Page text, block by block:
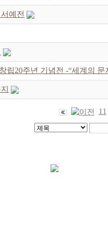
예전
립20주년 기념전 -“세계의 문
11